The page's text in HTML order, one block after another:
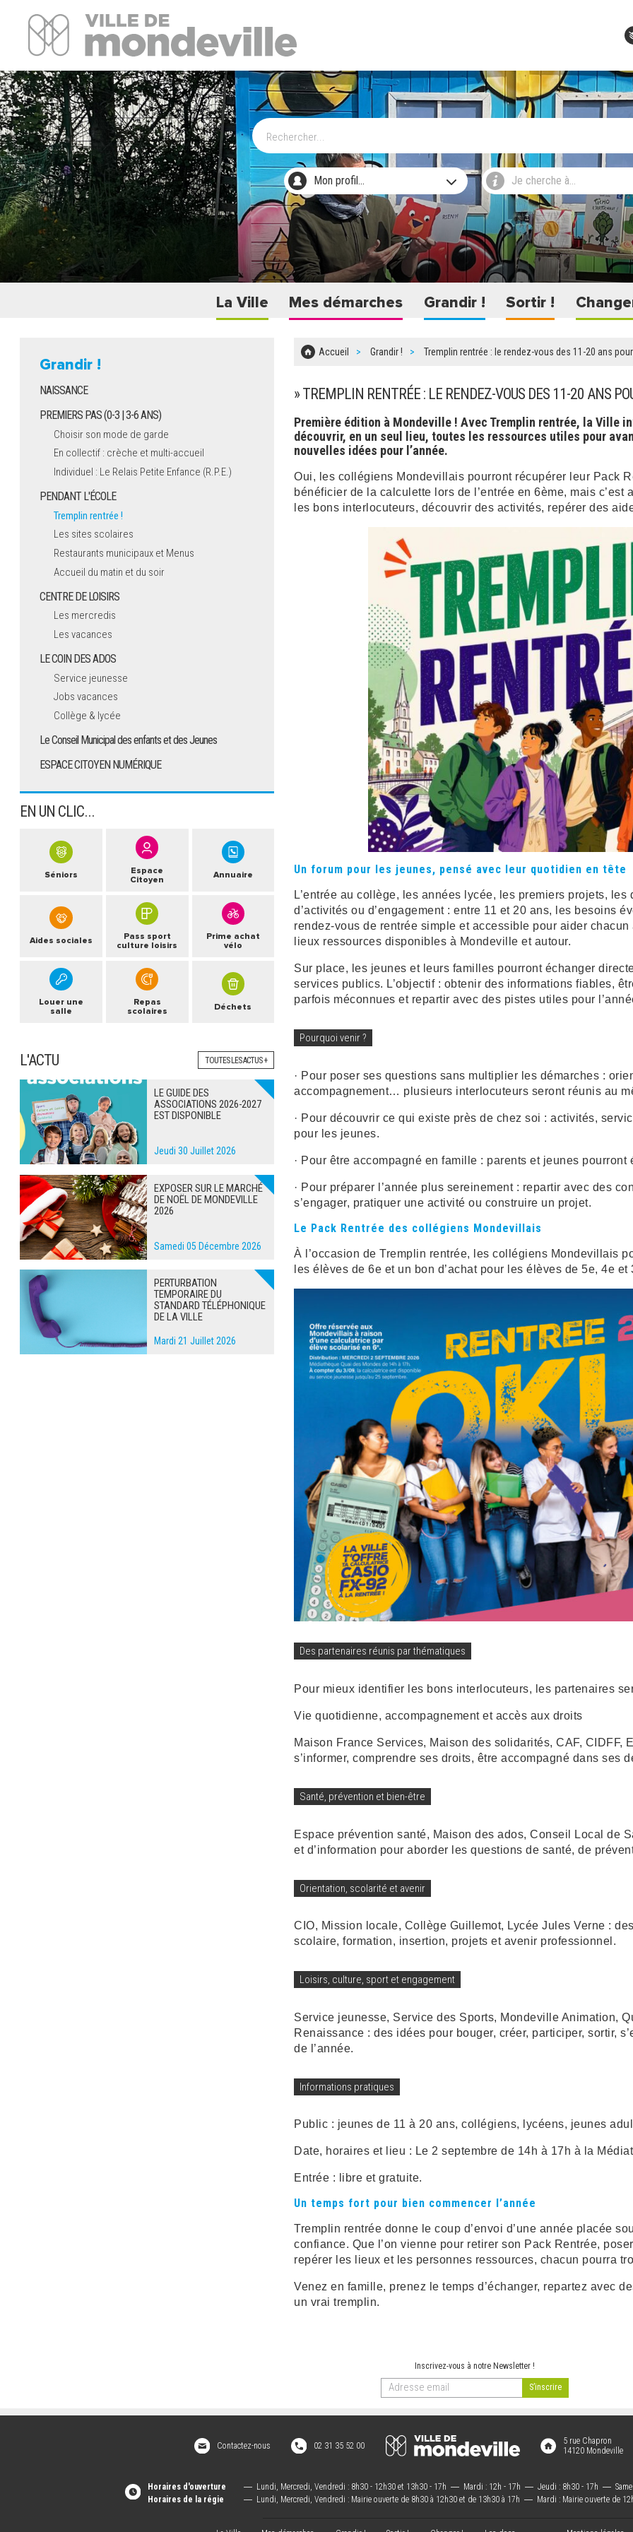
Site Officiel de la ville de Mondeville
Mon profil... Je cherche à...
La Ville Mes démarches Grandir ! Sortir !
Accueil Grandir ! Tremplin rentrée : le rendez-vous des 11-20 ans
» TREMPLIN RENTRÉE : LE RENDEZ-VOUS DES 11-20 ANS
Première édition à Mondeville ! Avec Tremplin rentrée, la Ville
découvrir, en un seul lieu, toutes les ressources utiles pour
nouvelles idées pour l’année.
Oui, les collégiens Mondevillais pourront récupérer leur Pack
bénéficier de la calculette lors de l’entrée en 6ème, mais
les bons interlocuteurs, découvrir des activités, repérer des
Un forum pour les jeunes, pensé avec leur quotidien en tête
L’entrée au collège, les années lycée, les premiers projets,
d’activités ou d’engagement : entre 11 et 20 ans, les besoins
rendez-vous de rentrée simple et accessible pour aider
lieux ressources disponibles à Mondeville et autour.
Sur place, les jeunes et leurs familles pourront échanger
services publics. L’objectif : obtenir des informations fiables,
parfois méconnues et repartir avec des pistes utiles pour
Pourquoi venir ?
· Pour poser ses questions sans multiplier les démarches :
accompagnement… plusieurs interlocuteurs seront réunis au
· Pour découvrir ce qui existe près de chez soi : activités,
pour les jeunes.
· Pour être accompagné en famille : parents et jeunes
· Pour préparer l’année plus sereinement : repartir avec des
s’engager, pratiquer une activité ou construire un projet.
Le Pack Rentrée des collégiens Mondevillais
À l’occasion de Tremplin rentrée, les collégiens Mondevillais
les élèves de 6e et un bon d’achat pour les élèves de 5e, 4e et
Des partenaires réunis par thématiques
Pour mieux identifier les bons interlocuteurs, les partenaires
Vie quotidienne, accompagnement et accès aux droits
Maison France Services, Maison des solidarités, CAF, CIDFF,
s’informer, comprendre ses droits, être accompagné dans ses
Santé, prévention et bien-être
Espace prévention santé, Maison des ados, Conseil Local de
et d’information pour aborder les questions de santé, de
Orientation, scolarité et avenir
CIO, Mission locale, Collège Guillemot, Lycée Jules Verne :
scolaire, formation, insertion, projets et avenir professionnel.
Loisirs, culture, sport et engagement
Service jeunesse, Service des Sports, Mondeville Animation,
Renaissance : des idées pour bouger, créer, participer, sortir,
de l’année.
Informations pratiques
Public : jeunes de 11 à 20 ans, collégiens, lycéens, jeunes
Date, horaires et lieu : Le 2 septembre de 14h à 17h à la
Entrée : libre et gratuite.
Un temps fort pour bien commencer l’année
Tremplin rentrée donne le coup d’envoi d’une année placée
confiance. Que l’on vienne pour retirer son Pack Rentrée,
repérer les lieux et les personnes ressources, chacun pourra
Venez en famille, prenez le temps d’échanger, repartez avec
un vrai tremplin.
Grandir !
NAISSANCE
PREMIERS PAS (0-3 | 3-6 ANS)
Choisir son mode de garde
En collectif : crèche et multi-accueil
Individuel : Le Relais Petite Enfance (R.P.E.)
PENDANT L'ÉCOLE
Tremplin rentrée !
Les sites scolaires
Restaurants municipaux et Menus
Accueil du matin et du soir
CENTRE DE LOISIRS
Les mercredis
Les vacances
LE COIN DES ADOS
Service jeunesse
Jobs vacances
Collège & lycée
Le Conseil Municipal des enfants et des Jeunes
ESPACE CITOYEN NUMÉRIQUE
EN UN CLIC...
Séniors
Espace
Citoyen
Annuaire
Aides sociales
Pass sport
culture loisirs
Prime achat
vélo
Louer une
salle
Repas
scolaires
Déchets
L'ACTU TOUTES LES ACTUS +
LE GUIDE DES
ASSOCIATIONS 2026-2027
EST DISPONIBLE
Jeudi 30 Juillet 2026
EXPOSER SUR LE MARCHÉ
DE NOËL DE MONDEVILLE
2026
Samedi 05 Décembre 2026
PERTURBATION
TEMPORAIRE DU
STANDARD TÉLÉPHONIQUE
DE LA VILLE
Mardi 21 Juillet 2026
Inscrivez-vous à notre Newsletter !
Contactez-nous 02 31 35 52 00
5 rue Chapron
14120 Mondeville
Horaires d'ouverture ― Lundi, Mercredi, Vendredi : 8h30 - 12h30 et 13h30 - 17h ― Mardi : 12h - 17h ― Jeudi : 8h30 - 17h ―
Horaires de la régie
― Lundi, Mercredi, Vendredi : Mairie ouverte de 8h30 à 12h30 et de 13h30 à 17h ― Mardi : Mairie ouverte de